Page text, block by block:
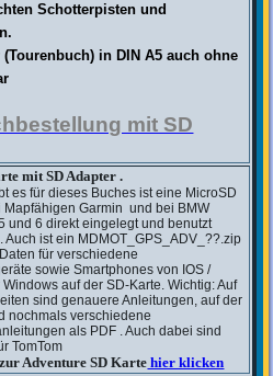
Schotterpisten und
(Tourenbuch) in DIN A5auch ohne
mit SD
mit SD Adapter .
es für dieses Buches ist eine MicroSD
Mapfähigen Garmin und bei BMW
und 6 direkt eingelegt und benutzt
Auch ist ein MDMOT_GPS_ADV_??.zip
für verschiedene
sowie Smartphones von IOS /
auf der SD-Karte. Wichtig: Auf
sind genauere Anleitungen, auf der
nochmals verschiedene
als PDF . Auch dabei sind
TomTom
Adventure SD Karte hier klicken